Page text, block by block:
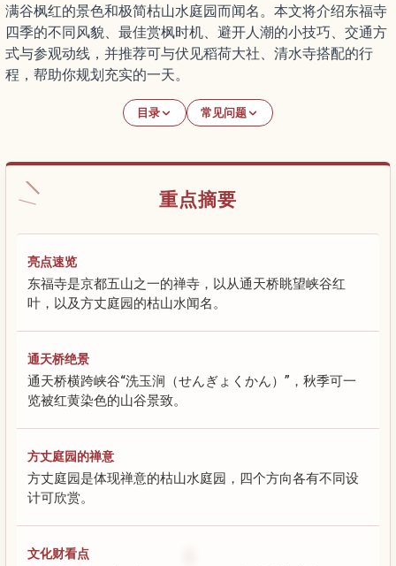
满谷枫红的景色和极简枯山水庭园而闻名。本文将介绍东福寺
四季的不同风貌、最佳赏枫时机、避开人潮的小技巧、交通方
式与参观动线，并推荐可与伏见稻荷大社、清水寺搭配的行
程，帮助你规划充实的一天。
目录 常见问题
重点摘要
亮点速览
东福寺是京都五山之一的禅寺，以从通天桥眺望峡谷红
叶，以及方丈庭园的枯山水闻名。
通天桥绝景
通天桥横跨峡谷“洗玉涧（せんぎょくかん）”，秋季可一
览被红黄染色的山谷景致。
方丈庭园的禅意
方丈庭园是体现禅意的枯山水庭园，四个方向各有不同设
计可欣赏。
文化财看点